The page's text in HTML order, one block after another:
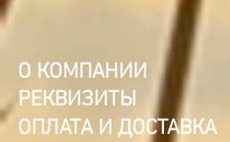
О КОМПАНИИ
РЕКВИЗИТЫ
ОПЛАТА И ДОСТАВКА